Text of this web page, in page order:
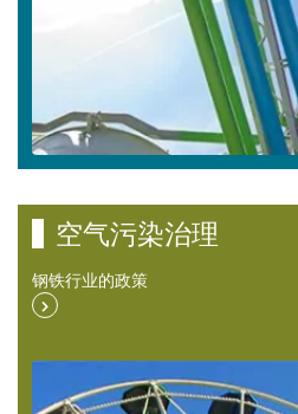
空气污染治理
钢铁行业的政策